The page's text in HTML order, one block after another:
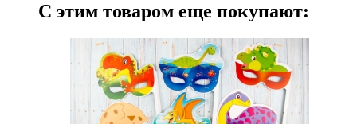
С этим товаром еще покупают: